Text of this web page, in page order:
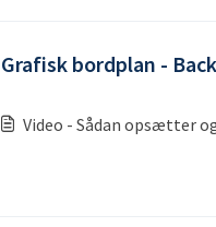
Grafisk bordplan -
Video - Sådan opsætter